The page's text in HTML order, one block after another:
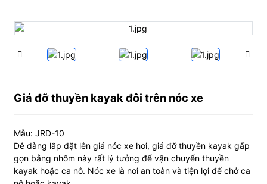
Giá đỡ thuyền kayak đôi trên nóc xe
Mẫu: JRD-10
Dễ dàng lắp đặt lên giá nóc xe hơi, giá đỡ thuyền kayak gấp
gọn bằng nhôm này rất lý tưởng để vận chuyển thuyền
kayak hoặc ca nô. Nóc xe là nơi an toàn và tiện lợi để chở ca